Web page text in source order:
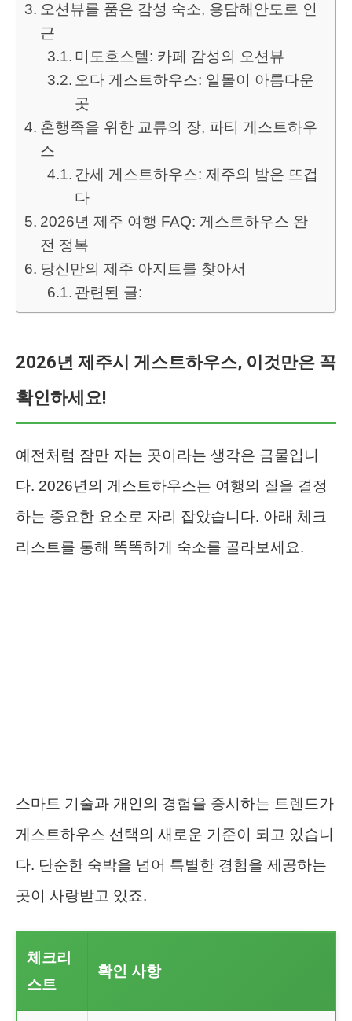
오션뷰를 품은 감성 숙소, 용담해안도로 인
근
미도호스텔: 카페 감성의 오션뷰
오다 게스트하우스: 일몰이 아름다운
곳
혼행족을 위한 교류의 장, 파티 게스트하우
스
간세 게스트하우스: 제주의 밤은 뜨겁
다
2026년 제주 여행 FAQ: 게스트하우스 완
전 정복
당신만의 제주 아지트를 찾아서
관련된 글:
2026년 제주시 게스트하우스, 이것만은 꼭
확인하세요!
예전처럼 잠만 자는 곳이라는 생각은 금물입니
다. 2026년의 게스트하우스는 여행의 질을 결정
하는 중요한 요소로 자리 잡았습니다. 아래 체크
리스트를 통해 똑똑하게 숙소를 골라보세요.
스마트 기술과 개인의 경험을 중시하는 트렌드가
게스트하우스 선택의 새로운 기준이 되고 있습니
다. 단순한 숙박을 넘어 특별한 경험을 제공하는
곳이 사랑받고 있죠.
체크리
스트
확인 사항